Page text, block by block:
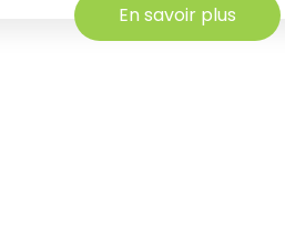
En savoir plus